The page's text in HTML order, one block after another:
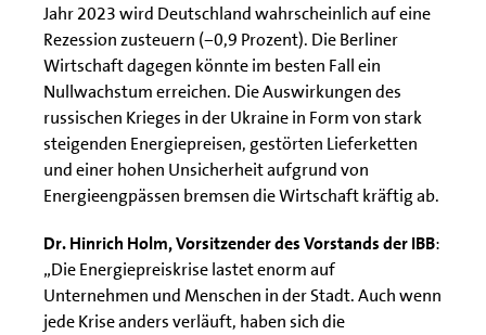
Jahr 2023 wird Deutschland wahrscheinlich auf eine
Rezession zusteuern (−0,9 Prozent). Die Berliner
Wirtschaft dagegen könnte im besten Fall ein
Nullwachstum erreichen. Die Auswirkungen des
russischen Krieges in der Ukraine in Form von stark
steigenden Energiepreisen, gestörten Lieferketten
und einer hohen Unsicherheit aufgrund von
Energieengpässen bremsen die Wirtschaft kräftig ab.
Dr. Hinrich Holm, Vorsitzender des Vorstands der IBB:
„Die Energiepreiskrise lastet enorm auf
Unternehmen und Menschen in der Stadt. Auch wenn
jede Krise anders verläuft, haben sich die